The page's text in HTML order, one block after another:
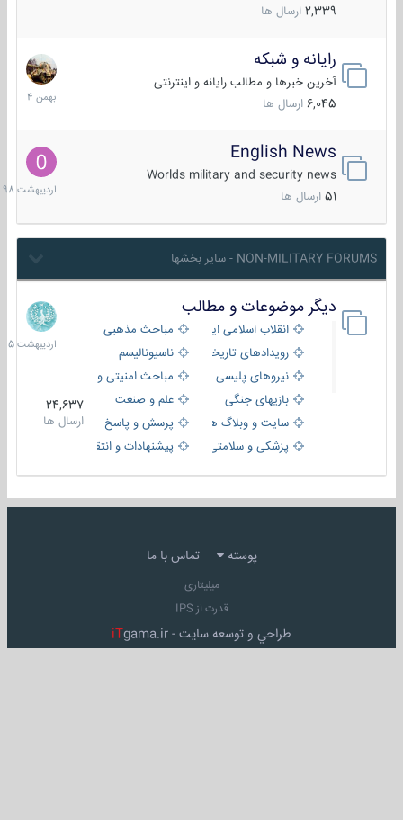
2,339 ارسال ها
رایانه و شبکه
آخرین خبرها و مطالب رایانه و اینترنتی
6,045 ارسال ها
30
بهمن
1404
English News
Worlds military and security news
51 ارسال ها
10
1398
NON-MILITARY FORUMS - سایر بخشها
دیگر موضوعات و مطالب
انقلاب اسلامی ایران
مباحث مذهبی
رویدادهای تاریخی و مذهبیناسیونالیسم
نیروهای پلیسی
مباحث امنیتی و اطلاعاتی
بازیهای جنگی
علم و صنعت
سایت و وبلاگ ها
پرسش و پاسخ
پزشکی و سلامتی
پیشنهادات و انتقادات
24,637
ارسال ها
8
1405
پوسته تماس با ما
میلیتاری
قدرت از IPS
طراحي و توسعه سايت - iTgama.ir